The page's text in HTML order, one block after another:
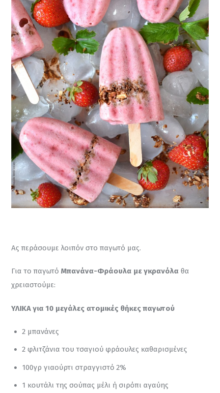
Ας περάσουμε λοιπόν στο παγωτό μας.
Για το παγωτό Μπανάνα-Φράουλα με γκρανόλα θα
χρειαστούμε:
ΥΛΙΚΑ για 10 μεγάλες ατομικές θήκες παγωτού
2 μπανάνες
2 φλιτζάνια του τσαγιού φράουλες καθαρισμένες
100γρ γιαούρτι στραγγιστό 2%
1 κουτάλι της σούπας μέλι ή σιρόπι αγαύης